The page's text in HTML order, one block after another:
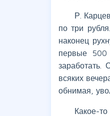
Р.
по три
наконец
первые 500
всяких
обнимая,
Какое-